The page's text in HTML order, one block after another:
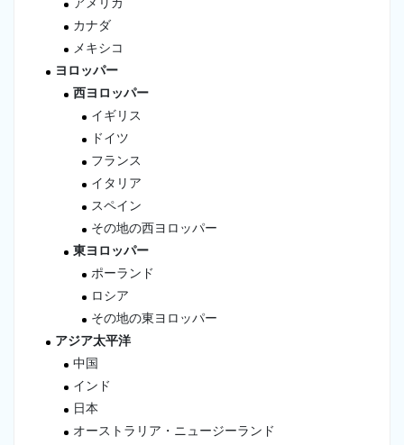
アメリカ
カナダ
メキシコ
ヨロッパー
西ヨロッパー
イギリス
ドイツ
フランス
イタリア
スペイン
その地の西ヨロッパー
東ヨロッパー
ポーランド
ロシア
その地の東ヨロッパー
アジア太平洋
中国
インド
日本
オーストラリア・ニュージーランド